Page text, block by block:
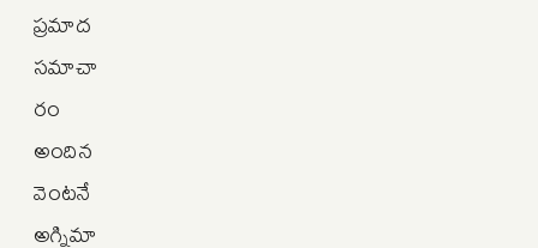
ప్రమాద
సమాచా
రం
అందిన
వెంటనే
అగ్నిమా